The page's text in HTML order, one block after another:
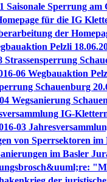
Saisonale Sperrung am
für die IG
der
Pelzli
Strassensperrung
06 Wegbauaktion
Schauenburg
Wegsanierung
IG-
03
von Sperrsektoren im
im Basler